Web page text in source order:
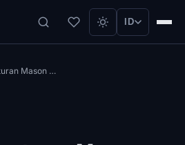
ID
Panduan Pengaturan Mason HWID Spoofer (ABI).